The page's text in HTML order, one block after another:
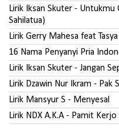
Lirik Iksan Skuter - Untukmu
Sahilatua)
Lirik Gerry Mahesa feat
16 Nama Penyanyi Pria
Lirik Iksan Skuter - Jangan
Lirik Dzawin Nur Ikram - Pak
Lirik Mansyur S - Menyesal
Lirik NDX A.K.A - Pamit